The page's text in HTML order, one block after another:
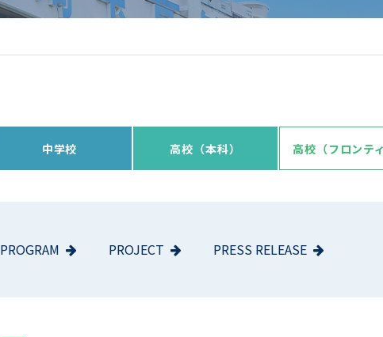
中学校 高校（本科） 高校（フロンテ
PROGRAM PROJECT PRESS RELEASE